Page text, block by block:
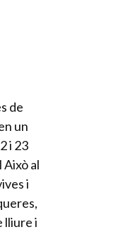
de
un
i 23
al
i
lliure i